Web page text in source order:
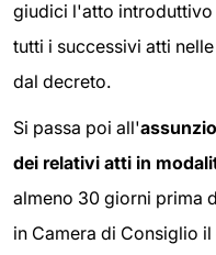
giudici l'atto
tutti i successivi atti
dal decreto.
Si passa poi all'
dei relativi atti in
almeno 30 giorni prima
in Camera di Consiglio